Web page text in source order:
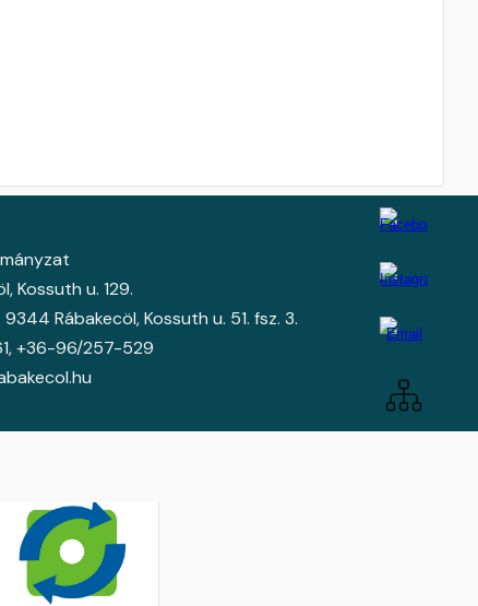
Kossuth u. 129.
Rábakecöl, Kossuth u. 51. fsz. 3.
, +36-96/257-529